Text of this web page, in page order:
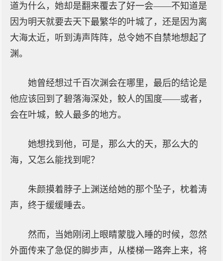
道为什么，她却是翻来覆去了好一会——不知道是
因为明天就要去天下最繁华的叶城了，还是因为离
大海太近，听到涛声阵阵，总令她不自禁地想起了
渊。
她曾经想过千百次渊会在哪里，最后的结论是
他应该回到了碧落海深处，鲛人的国度——或者，
会在叶城，鲛人最多的地方。
她想找到他，可是，那么大的天，那么大的
海，又怎么能找到呢？
朱颜摸着脖子上渊送给她的那个坠子，枕着涛
声，终于缓缓睡去。
然而，当她刚闭上眼睛蒙胧入睡的时候，忽然
外面传来了急促的脚步声，从楼梯一路奔上来，将